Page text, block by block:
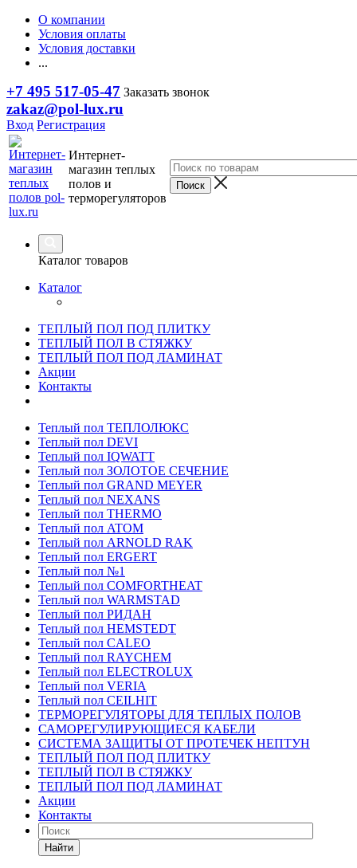
О компании
Условия оплаты
Условия доставки
...
+7 495 517-05-47 Заказать звонок
zakaz@pol-lux.ru
Вход Регистрация
Интернет-
магазин теплых
полов и
терморегуляторов
Каталог товаров
Каталог
ТЕПЛЫЙ ПОЛ ПОД ПЛИТКУ
ТЕПЛЫЙ ПОЛ В СТЯЖКУ
ТЕПЛЫЙ ПОЛ ПОД ЛАМИНАТ
Акции
Контакты
Теплый пол ТЕПЛОЛЮКС
Теплый пол DEVI
Теплый пол IQWATT
Теплый пол ЗОЛОТОЕ СЕЧЕНИЕ
Теплый пол GRAND MEYER
Теплый пол NEXANS
Теплый пол THERMO
Теплый пол ATOM
Теплый пол ARNOLD RAK
Теплый пол ERGERT
Теплый пол №1
Теплый пол COMFORTHEAT
Теплый пол WARMSTAD
Теплый пол РИДАН
Теплый пол HEMSTEDT
Теплый пол CALEO
Теплый пол RAYCHEM
Теплый пол ELECTROLUX
Теплый пол VERIA
Теплый пол CEILHIT
ТЕРМОРЕГУЛЯТОРЫ ДЛЯ ТЕПЛЫХ ПОЛОВ
САМОРЕГУЛИРУЮЩИЕСЯ КАБЕЛИ
СИСТЕМА ЗАЩИТЫ ОТ ПРОТЕЧЕК НЕПТУН
ТЕПЛЫЙ ПОЛ ПОД ПЛИТКУ
ТЕПЛЫЙ ПОЛ В СТЯЖКУ
ТЕПЛЫЙ ПОЛ ПОД ЛАМИНАТ
Акции
Контакты
Найти